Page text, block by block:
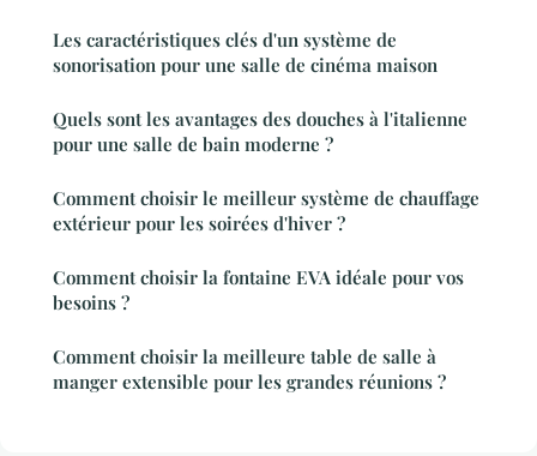
Les caractéristiques clés d'un système de
sonorisation pour une salle de cinéma maison
Quels sont les avantages des douches à l'italienne
pour une salle de bain moderne ?
Comment choisir le meilleur système de chauffage
extérieur pour les soirées d'hiver ?
Comment choisir la fontaine EVA idéale pour vos
besoins ?
Comment choisir la meilleure table de salle à
manger extensible pour les grandes réunions ?